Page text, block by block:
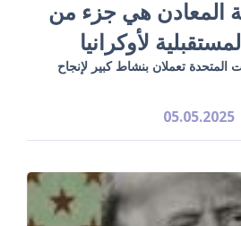
المعادن هي جزء من
لأوكرانيا
المتحدة تعملان بنشاط كبير لإنجاح
05.05.2025